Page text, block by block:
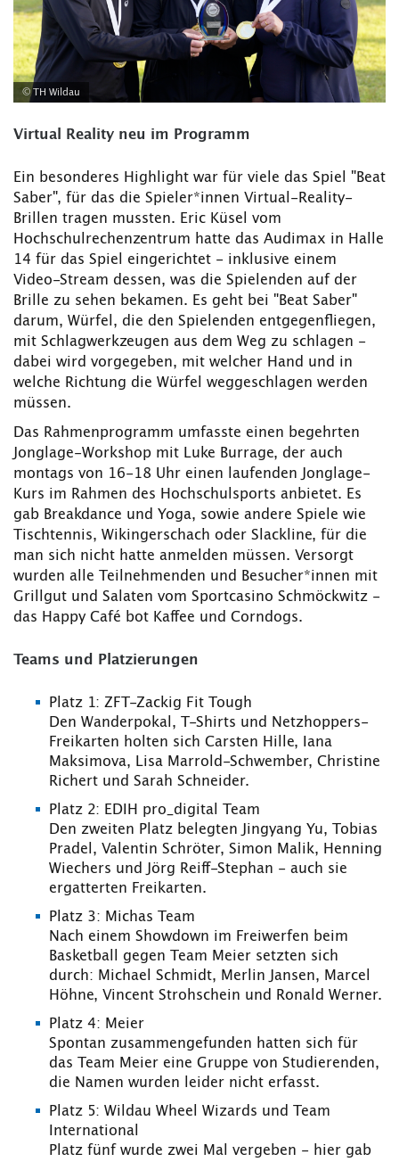
© TH Wildau
Virtual Reality neu im Programm
Ein besonderes Highlight war für viele das Spiel "Beat
Saber", für das die Spieler*innen Virtual-Reality-
Brillen tragen mussten. Eric Küsel vom
Hochschulrechenzentrum hatte das Audimax in Halle
14 für das Spiel eingerichtet - inklusive einem
Video-Stream dessen, was die Spielenden auf der
Brille zu sehen bekamen. Es geht bei "Beat Saber"
darum, Würfel, die den Spielenden entgegenfliegen,
mit Schlagwerkzeugen aus dem Weg zu schlagen -
dabei wird vorgegeben, mit welcher Hand und in
welche Richtung die Würfel weggeschlagen werden
müssen.
Das Rahmenprogramm umfasste einen begehrten
Jonglage-Workshop mit Luke Burrage, der auch
montags von 16-18 Uhr einen laufenden Jonglage-
Kurs im Rahmen des Hochschulsports anbietet. Es
gab Breakdance und Yoga, sowie andere Spiele wie
Tischtennis, Wikingerschach oder Slackline, für die
man sich nicht hatte anmelden müssen. Versorgt
wurden alle Teilnehmenden und Besucher*innen mit
Grillgut und Salaten vom Sportcasino Schmöckwitz -
das Happy Café bot Kaffee und Corndogs.
Teams und Platzierungen
Platz 1: ZFT-Zackig Fit Tough
Den Wanderpokal, T-Shirts und Netzhoppers-
Freikarten holten sich Carsten Hille, Iana
Maksimova, Lisa Marrold-Schwember, Christine
Richert und Sarah Schneider.
Platz 2: EDIH pro_digital Team
Den zweiten Platz belegten Jingyang Yu, Tobias
Pradel, Valentin Schröter, Simon Malik, Henning
Wiechers und Jörg Reiff-Stephan - auch sie
ergatterten Freikarten.
Platz 3: Michas Team
Nach einem Showdown im Freiwerfen beim
Basketball gegen Team Meier setzten sich
durch: Michael Schmidt, Merlin Jansen, Marcel
Höhne, Vincent Strohschein und Ronald Werner.
Platz 4: Meier
Spontan zusammengefunden hatten sich für
das Team Meier eine Gruppe von Studierenden,
die Namen wurden leider nicht erfasst.
Platz 5: Wildau Wheel Wizards und Team
International
Platz fünf wurde zwei Mal vergeben - hier gab